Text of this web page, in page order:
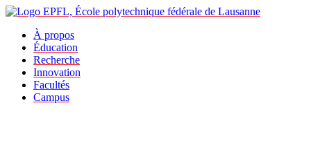
À propos
Éducation
Recherche
Innovation
Facultés
Campus